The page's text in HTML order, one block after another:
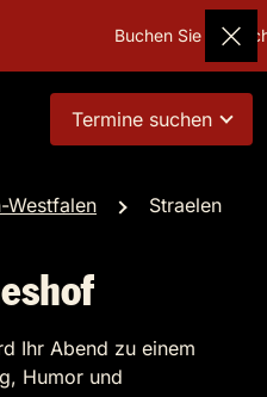
Buchen Sie
Termine suchen
Westfalen Straelen
Ihr Abend zu einem
Humor und